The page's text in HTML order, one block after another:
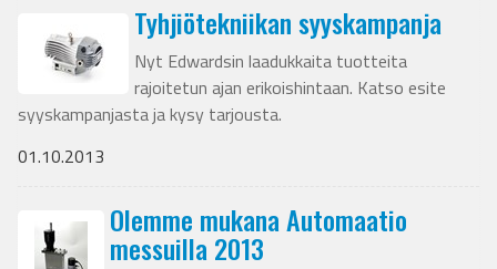
Tyhjiötekniikan syyskampanja
Nyt Edwardsin laadukkaita tuotteita
rajoitetun ajan erikoishintaan. Katso esite
syyskampanjasta ja kysy tarjousta.
01.10.2013
Olemme mukana Automaatio
messuilla 2013